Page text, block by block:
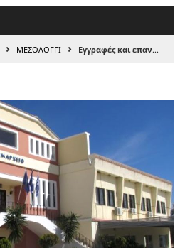
› ΜΕΣΟΛΟΓΓΙ › Εγγραφές και επανεγγραφές βρεφών-νηπίων στους Δημοτικούς Παιδικούς και Βρεφικούς Σταθμούς Δήμου Ιεράς Πόλεως Μεσολογγίου Σχολικό έτος: 2026-2027